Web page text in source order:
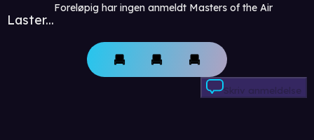
Laster...
Foreløpig har ingen anmeldt Masters of the Air
Skriv anmeldelse